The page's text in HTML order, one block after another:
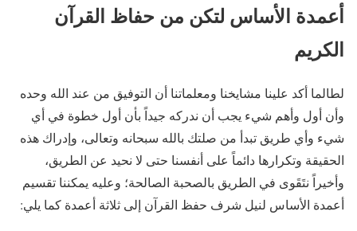
أعمدة الأساس لتكن من حفاظ القرآن
الكريم
لطالما أكد علينا مشايخنا ومعلماتنا أن التوفيق من عند الله وحده
وأن أول وأهم شيء يجب أن ندركه جيداً بأن أول خطوة في أي
شيء وأي طريق تبدأ من صلتك بالله سبحانه وتعالى، وإدراك هذه
الحقيقة وتكرارها دائماً على أنفسنا حتى لا نحيد عن الطريق،
وأخيراً نتَقَوى في الطريق بالصحبة الصالحة؛ وعليه يمكننا تقسيم
أعمدة الأساس لنيل شرف حفظ القرآن إلى ثلاثة أعمدة كما يلي: